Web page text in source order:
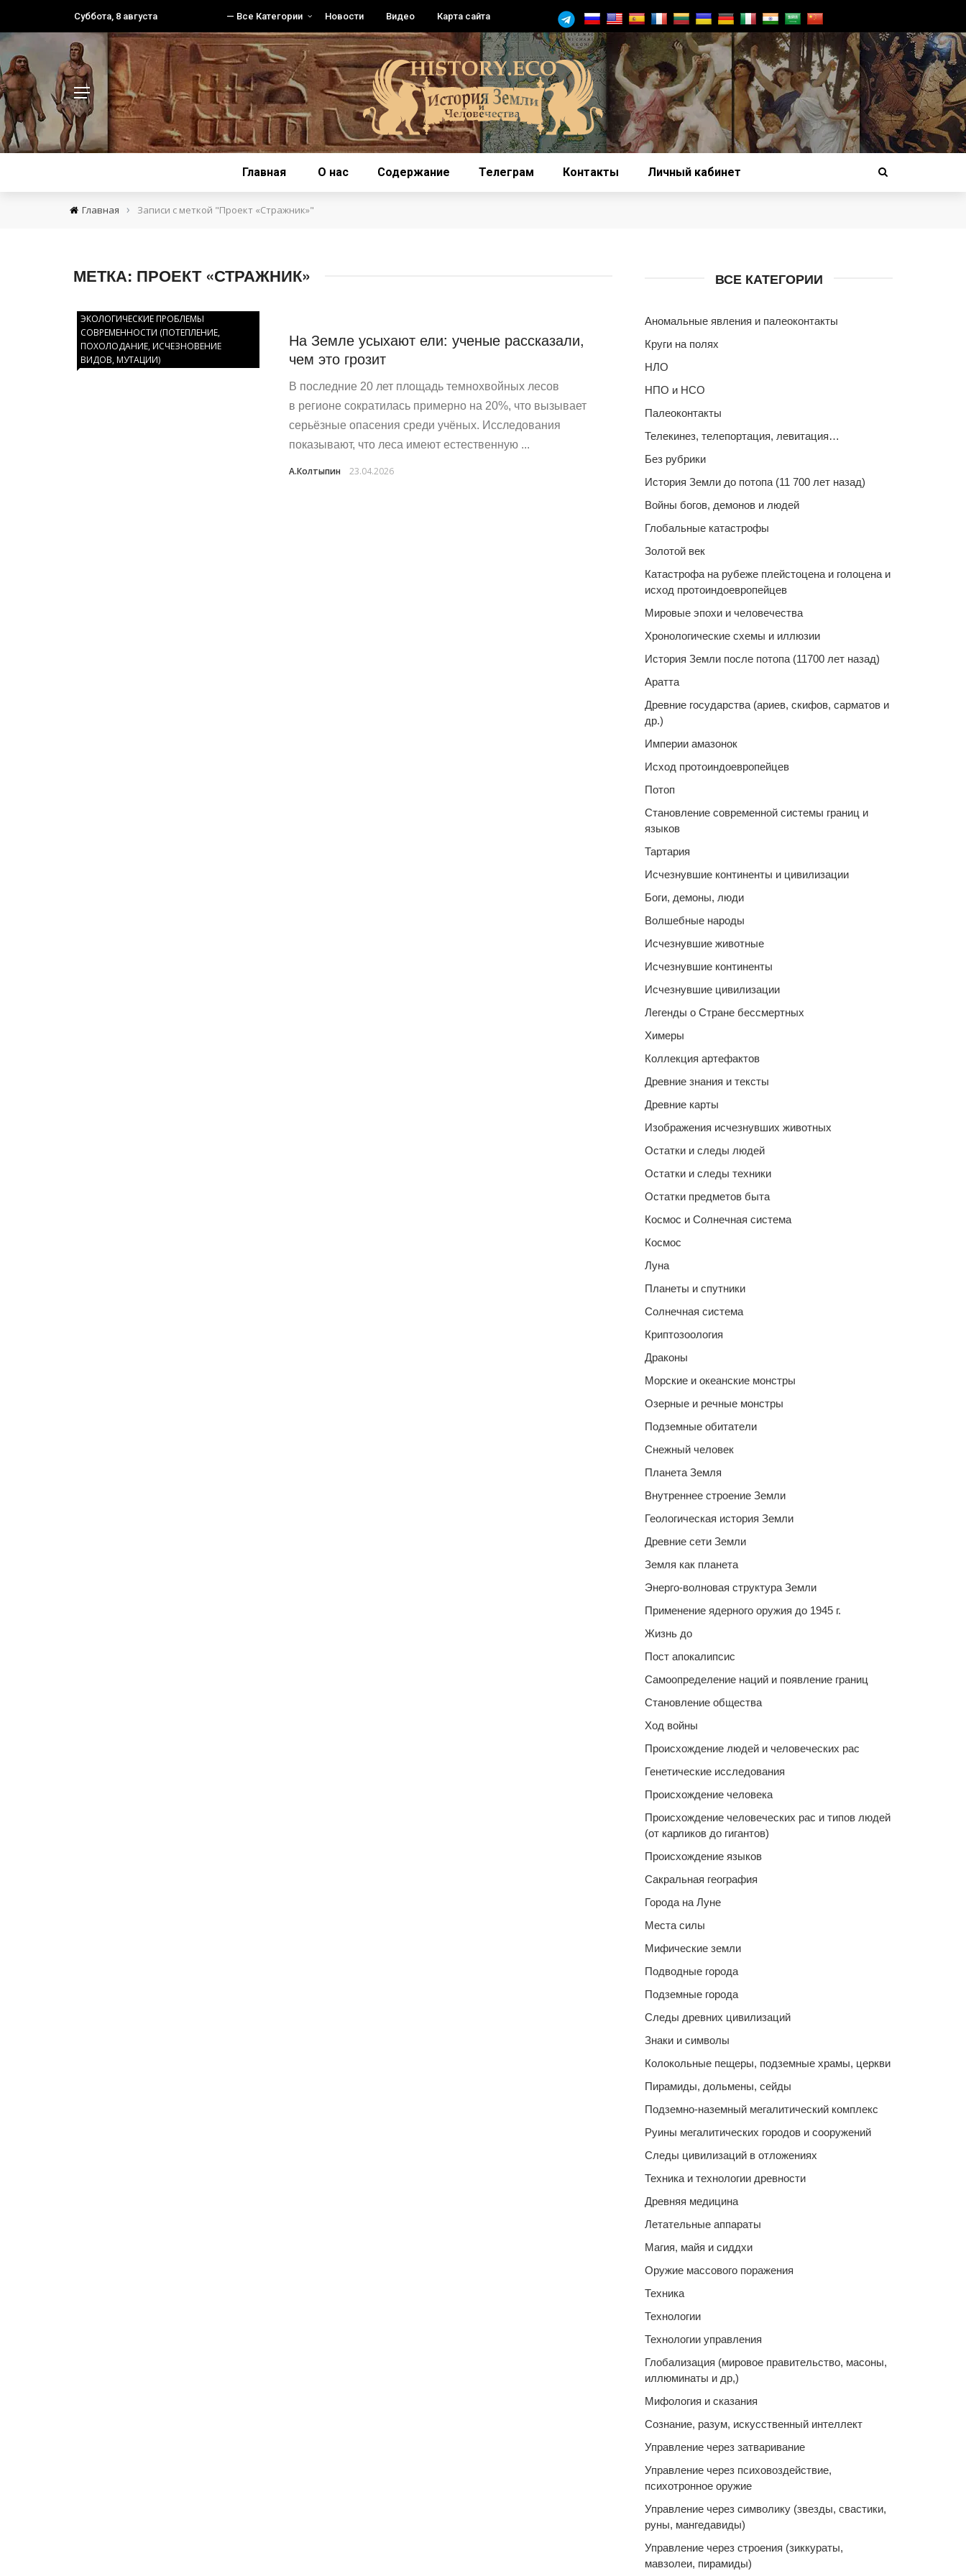
Суббота, 8 августа — Все Категории Новости Видео Карта сайта
Главная О нас Содержание Телеграм Контакты Личный кабинет
Главная › Записи с меткой "Проект «Стражник»"
МЕТКА: ПРОЕКТ «СТРАЖНИК»
ЭКОЛОГИЧЕСКИЕ ПРОБЛЕМЫ
СОВРЕМЕННОСТИ (ПОТЕПЛЕНИЕ,
ПОХОЛОДАНИЕ, ИСЧЕЗНОВЕНИЕ
ВИДОВ, МУТАЦИИ)
На Земле усыхают ели: ученые рассказали,
чем это грозит
В последние 20 лет площадь темнохвойных лесов
в регионе сократилась примерно на 20%, что вызывает
серьёзные опасения среди учёных. Исследования
показывают, что леса имеют естественную ...
А.Колтыпин 23.04.2026
ВСЕ КАТЕГОРИИ
Аномальные явления и палеоконтакты
Круги на полях
НЛО
НПО и НСО
Палеоконтакты
Телекинез, телепортация, левитация…
Без рубрики
История Земли до потопа (11 700 лет назад)
Войны богов, демонов и людей
Глобальные катастрофы
Золотой век
Катастрофа на рубеже плейстоцена и голоцена и
исход протоиндоевропейцев
Мировые эпохи и человечества
Хронологические схемы и иллюзии
История Земли после потопа (11700 лет назад)
Аратта
Древние государства (ариев, скифов, сарматов и
др.)
Империи амазонок
Исход протоиндоевропейцев
Потоп
Становление современной системы границ и
языков
Тартария
Исчезнувшие континенты и цивилизации
Боги, демоны, люди
Волшебные народы
Исчезнувшие животные
Исчезнувшие континенты
Исчезнувшие цивилизации
Легенды о Стране бессмертных
Химеры
Коллекция артефактов
Древние знания и тексты
Древние карты
Изображения исчезнувших животных
Остатки и следы людей
Остатки и следы техники
Остатки предметов быта
Космос и Солнечная система
Космос
Луна
Планеты и спутники
Солнечная система
Криптозоология
Драконы
Морские и океанские монстры
Озерные и речные монстры
Подземные обитатели
Снежный человек
Планета Земля
Внутреннее строение Земли
Геологическая история Земли
Древние сети Земли
Земля как планета
Энерго-волновая структура Земли
Применение ядерного оружия до 1945 г.
Жизнь до
Пост апокалипсис
Самоопределение наций и появление границ
Становление общества
Ход войны
Происхождение людей и человеческих рас
Генетические исследования
Происхождение человека
Происхождение человеческих рас и типов людей
(от карликов до гигантов)
Происхождение языков
Сакральная география
Города на Луне
Места силы
Мифические земли
Подводные города
Подземные города
Следы древних цивилизаций
Знаки и символы
Колокольные пещеры, подземные храмы, церкви
Пирамиды, дольмены, сейды
Подземно-наземный мегалитический комплекс
Руины мегалитических городов и сооружений
Следы цивилизаций в отложениях
Техника и технологии древности
Древняя медицина
Летательные аппараты
Магия, майя и сиддхи
Оружие массового поражения
Техника
Технологии
Технологии управления
Глобализация (мировое правительство, масоны,
иллюминаты и др,)
Мифология и сказания
Сознание, разум, искусственный интеллект
Управление через затваривание
Управление через психовоздействие,
психотронное оружие
Управление через символику (звезды, свастики,
руны, мангедавиды)
Управление через строения (зиккураты,
мавзолеи, пирамиды)